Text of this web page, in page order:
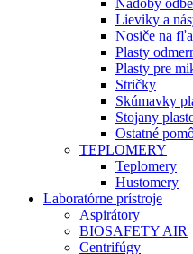
Nádoby
Lieviky a
Nosiče na
Plasty
Plasty pre
Stričky
Skúmavky
Stojany
Ostatné
TEPLOMERY
Teplomery
Hustomery
Laboratórne prístroje
Aspirátory
BIOSAFETY AIR
Centrifúgy